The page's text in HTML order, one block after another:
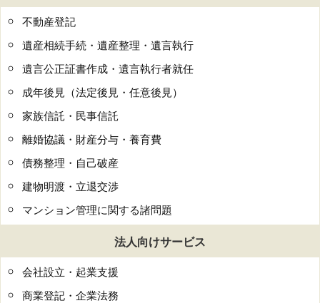
不動産登記
遺産相続手続・遺産整理・遺言執行
遺言公正証書作成・遺言執行者就任
成年後見（法定後見・任意後見）
家族信託・民事信託
離婚協議・財産分与・養育費
債務整理・自己破産
建物明渡・立退交渉
マンション管理に関する諸問題
法人向けサービス
会社設立・起業支援
商業登記・企業法務